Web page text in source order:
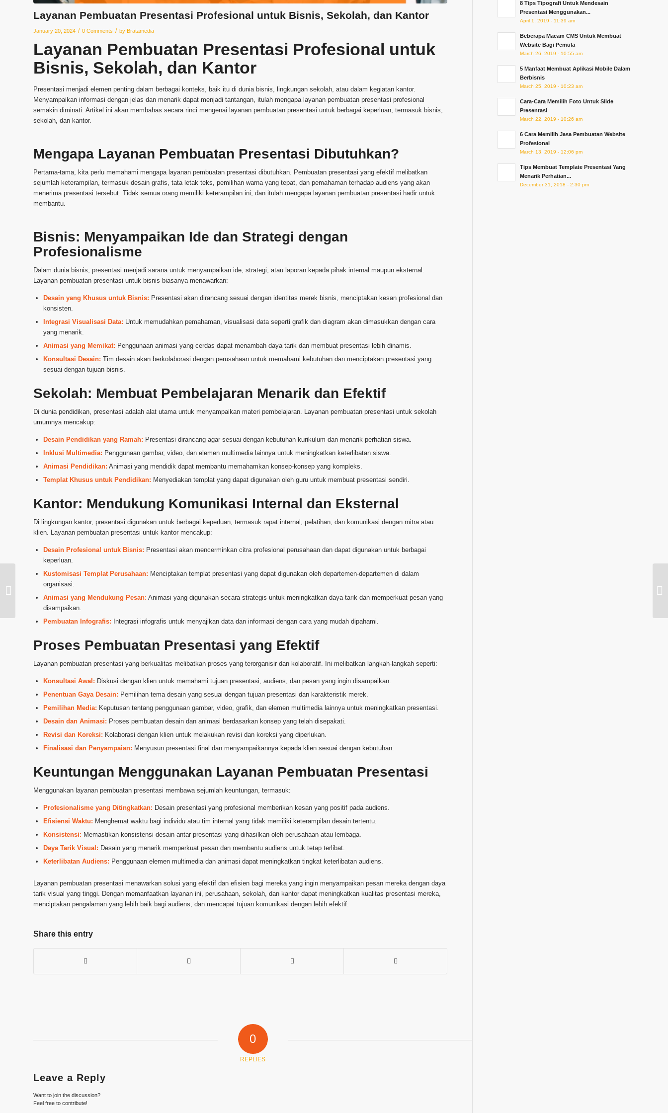
Layanan Pembuatan Presentasi Profesional untuk Bisnis, Sekolah, dan Kantor
January 20, 2024 / 0 Comments / by Bratamedia
Layanan Pembuatan Presentasi Profesional untuk
Bisnis, Sekolah, dan Kantor
Presentasi menjadi elemen penting dalam berbagai konteks, baik itu di dunia bisnis, lingkungan sekolah, atau dalam kegiatan kantor.
Menyampaikan informasi dengan jelas dan menarik dapat menjadi tantangan, itulah mengapa layanan pembuatan presentasi profesional
semakin diminati. Artikel ini akan membahas secara rinci mengenai layanan pembuatan presentasi untuk berbagai keperluan, termasuk bisnis,
sekolah, dan kantor.
Mengapa Layanan Pembuatan Presentasi Dibutuhkan?
Pertama-tama, kita perlu memahami mengapa layanan pembuatan presentasi dibutuhkan. Pembuatan presentasi yang efektif melibatkan
sejumlah keterampilan, termasuk desain grafis, tata letak teks, pemilihan warna yang tepat, dan pemahaman terhadap audiens yang akan
menerima presentasi tersebut. Tidak semua orang memiliki keterampilan ini, dan itulah mengapa layanan pembuatan presentasi hadir untuk
membantu.
Bisnis: Menyampaikan Ide dan Strategi dengan
Profesionalisme
Dalam dunia bisnis, presentasi menjadi sarana untuk menyampaikan ide, strategi, atau laporan kepada pihak internal maupun eksternal.
Layanan pembuatan presentasi untuk bisnis biasanya menawarkan:
Desain yang Khusus untuk Bisnis: Presentasi akan dirancang sesuai dengan identitas merek bisnis, menciptakan kesan profesional dan
konsisten.
Integrasi Visualisasi Data: Untuk memudahkan pemahaman, visualisasi data seperti grafik dan diagram akan dimasukkan dengan cara
yang menarik.
Animasi yang Memikat: Penggunaan animasi yang cerdas dapat menambah daya tarik dan membuat presentasi lebih dinamis.
Konsultasi Desain: Tim desain akan berkolaborasi dengan perusahaan untuk memahami kebutuhan dan menciptakan presentasi yang
sesuai dengan tujuan bisnis.
Sekolah: Membuat Pembelajaran Menarik dan Efektif
Di dunia pendidikan, presentasi adalah alat utama untuk menyampaikan materi pembelajaran. Layanan pembuatan presentasi untuk sekolah
umumnya mencakup:
Desain Pendidikan yang Ramah: Presentasi dirancang agar sesuai dengan kebutuhan kurikulum dan menarik perhatian siswa.
Inklusi Multimedia: Penggunaan gambar, video, dan elemen multimedia lainnya untuk meningkatkan keterlibatan siswa.
Animasi Pendidikan: Animasi yang mendidik dapat membantu memahamkan konsep-konsep yang kompleks.
Templat Khusus untuk Pendidikan: Menyediakan templat yang dapat digunakan oleh guru untuk membuat presentasi sendiri.
Kantor: Mendukung Komunikasi Internal dan Eksternal
Di lingkungan kantor, presentasi digunakan untuk berbagai keperluan, termasuk rapat internal, pelatihan, dan komunikasi dengan mitra atau
klien. Layanan pembuatan presentasi untuk kantor mencakup:
Desain Profesional untuk Bisnis: Presentasi akan mencerminkan citra profesional perusahaan dan dapat digunakan untuk berbagai
keperluan.
Kustomisasi Templat Perusahaan: Menciptakan templat presentasi yang dapat digunakan oleh departemen-departemen di dalam
organisasi.
Animasi yang Mendukung Pesan: Animasi yang digunakan secara strategis untuk meningkatkan daya tarik dan memperkuat pesan yang
disampaikan.
Pembuatan Infografis: Integrasi infografis untuk menyajikan data dan informasi dengan cara yang mudah dipahami.
Proses Pembuatan Presentasi yang Efektif
Layanan pembuatan presentasi yang berkualitas melibatkan proses yang terorganisir dan kolaboratif. Ini melibatkan langkah-langkah seperti:
Konsultasi Awal: Diskusi dengan klien untuk memahami tujuan presentasi, audiens, dan pesan yang ingin disampaikan.
Penentuan Gaya Desain: Pemilihan tema desain yang sesuai dengan tujuan presentasi dan karakteristik merek.
Pemilihan Media: Keputusan tentang penggunaan gambar, video, grafik, dan elemen multimedia lainnya untuk meningkatkan presentasi.
Desain dan Animasi: Proses pembuatan desain dan animasi berdasarkan konsep yang telah disepakati.
Revisi dan Koreksi: Kolaborasi dengan klien untuk melakukan revisi dan koreksi yang diperlukan.
Finalisasi dan Penyampaian: Menyusun presentasi final dan menyampaikannya kepada klien sesuai dengan kebutuhan.
Keuntungan Menggunakan Layanan Pembuatan Presentasi
Menggunakan layanan pembuatan presentasi membawa sejumlah keuntungan, termasuk:
Profesionalisme yang Ditingkatkan: Desain presentasi yang profesional memberikan kesan yang positif pada audiens.
Efisiensi Waktu: Menghemat waktu bagi individu atau tim internal yang tidak memiliki keterampilan desain tertentu.
Konsistensi: Memastikan konsistensi desain antar presentasi yang dihasilkan oleh perusahaan atau lembaga.
Daya Tarik Visual: Desain yang menarik memperkuat pesan dan membantu audiens untuk tetap terlibat.
Keterlibatan Audiens: Penggunaan elemen multimedia dan animasi dapat meningkatkan tingkat keterlibatan audiens.
Layanan pembuatan presentasi menawarkan solusi yang efektif dan efisien bagi mereka yang ingin menyampaikan pesan mereka dengan daya
tarik visual yang tinggi. Dengan memanfaatkan layanan ini, perusahaan, sekolah, dan kantor dapat meningkatkan kualitas presentasi mereka,
menciptakan pengalaman yang lebih baik bagi audiens, dan mencapai tujuan komunikasi dengan lebih efektif.
Share this entry
0
REPLIES
Leave a Reply
Want to join the discussion?
Feel free to contribute!
8 Tips Tipografi Untuk Mendesain
Presentasi Menggunakan...
April 1, 2019 - 11:39 am
Beberapa Macam CMS Untuk Membuat
Website Bagi Pemula
March 26, 2019 - 10:55 am
5 Manfaat Membuat Aplikasi Mobile Dalam
Berbisnis
March 25, 2019 - 10:23 am
Cara-Cara Memilih Foto Untuk Slide
Presentasi
March 22, 2019 - 10:26 am
6 Cara Memilih Jasa Pembuatan Website
Profesional
March 13, 2019 - 12:06 pm
Tips Membuat Template Presentasi Yang
Menarik Perhatian...
December 31, 2018 - 2:30 pm
Membuat Presentasi
Lebih Berkelas –
Template Animasi
Kontemporer Penu...